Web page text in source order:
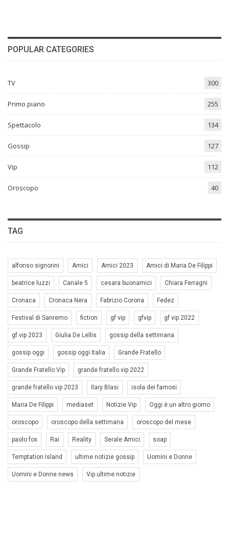
POPULAR CATEGORIES
TV 300
Primo piano 255
Spettacolo 134
Gossip 127
Vip 112
Oroscopo 40
TAG
alfonso signorini Amici Amici 2023 Amici di Maria De Filippi
beatrice luzzi Canale 5 cesara buonamici Chiara Ferragni
Cronaca Cronaca Nera Fabrizio Corona Fedez
Festival di Sanremo fiction gf vip gfvip gf vip 2022
gf vip 2023 Giulia De Lellis gossip della settimana
gossip oggi gossip oggi Italia Grande Fratello
Grande Fratello Vip grande fratello vip 2022
grande fratello vip 2023 Ilary Blasi isola dei famosi
Maria De Filippi mediaset Notizie Vip Oggi è un altro giorno
oroscopo oroscopo della settimana oroscopo del mese
paolo fox Rai Reality Serale Amici soap
Temptation Island ultime notizie gossip Uomini e Donne
Uomini e Donne news Vip ultime notizie